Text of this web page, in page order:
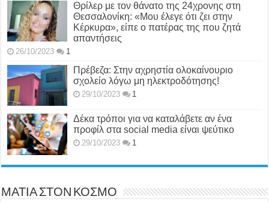
Θρίλερ με τον θάνατο της 24χρονης στη
Θεσσαλονίκη: «Μου έλεγε ότι ζει στην
Κέρκυρα», είπε ο πατέρας της που ζητά
απαντήσεις
26/10/2023 1
Πρέβεζα: Στην αχρηστία ολοκαίνουριο
σχολείο λόγω μη ηλεκτροδότησης!
29/10/2023 1
Δέκα τρόποι για να καταλάβετε αν ένα
προφίλ στα social media είναι ψεύτικο
29/10/2023 1
ΜΑΤΙΑ ΣΤΟΝ ΚΟΣΜΟ